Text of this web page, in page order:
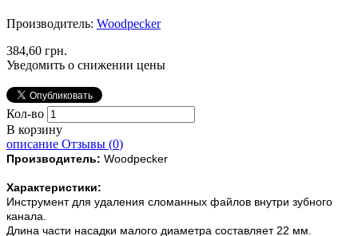
Производитель: Woodpecker
384,60 грн.
Уведомить о снижении цены
Кол-во
В корзину
описание Отзывы (0)
Производитель: Woodpecker
Характеристики:
Инструмент для удаления сломанных файлов внутри зубного
канала.
Длина части насадки малого диаметра составляет 22 мм.